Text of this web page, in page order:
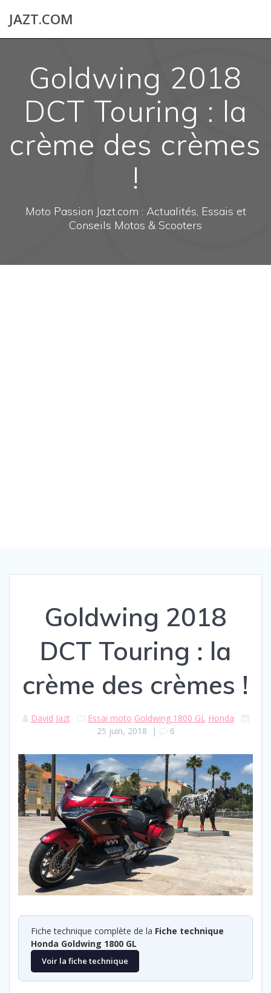
JAZT.COM
Goldwing 2018
DCT Touring : la
crème des crèmes
!
Moto Passion Jazt.com : Actualités, Essais et
Conseils Motos & Scooters
Goldwing 2018
DCT Touring : la
crème des crèmes !
David Jazt Essai moto Goldwing 1800 GL Honda
25 juin, 2018 | 6
Fiche technique complète de la Fiche technique
Honda Goldwing 1800 GL
Voir la fiche technique